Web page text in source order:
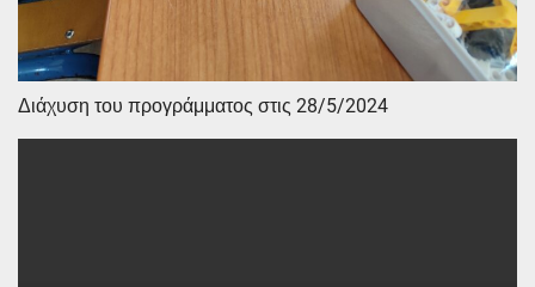
Διάχυση του προγράμματος στις 28/5/2024